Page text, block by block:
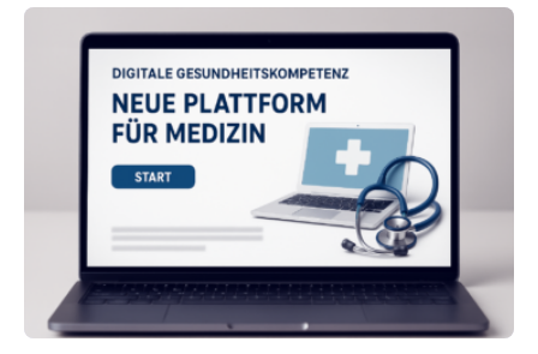
und Boris Burr von der Ruhr-Universität Bochum in
einem Experiment nachgewiesen. Sie entwickelten
dafür eine technische Schnittstelle, über die
physiologische Daten in Echtzeit an das Sprachmodell
übermittelt werden können. Die Künstliche Intelligenz
kann dadurch auch die Sprache des Körpers
einbeziehen, auf die Menschen keinen bewussten
Einfluss nehmen. Das eröffnet…